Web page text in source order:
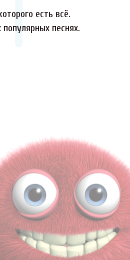
есть всё.
песнях.